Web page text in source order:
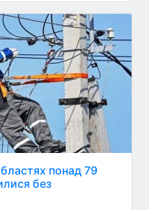
понад 79
без